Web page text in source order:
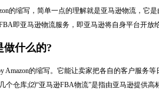
的缩写，简单一点的理解就是亚马逊物流，它
即亚马逊物流服务，即亚马逊将自身平台开放
做什么的?
Amazon的缩写。它能让卖家把各自的客户服务
个仓库;⑵“亚马逊FBA物流”是指由亚马逊提供高